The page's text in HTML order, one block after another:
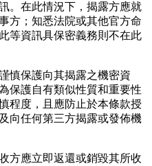
。在此情況下，揭露方應就
方；知悉法院或其他官方命
等資訊具保密義務則不在此
慎保護向其揭露之機密資
保護自有類似性質和重要性
程度，且應防止於本條款授
向任何第三方揭露或發佈機
方應立即返還或銷毀其所收